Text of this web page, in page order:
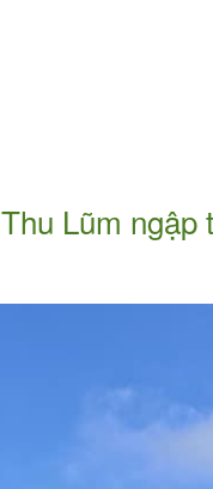
Lũm ngập